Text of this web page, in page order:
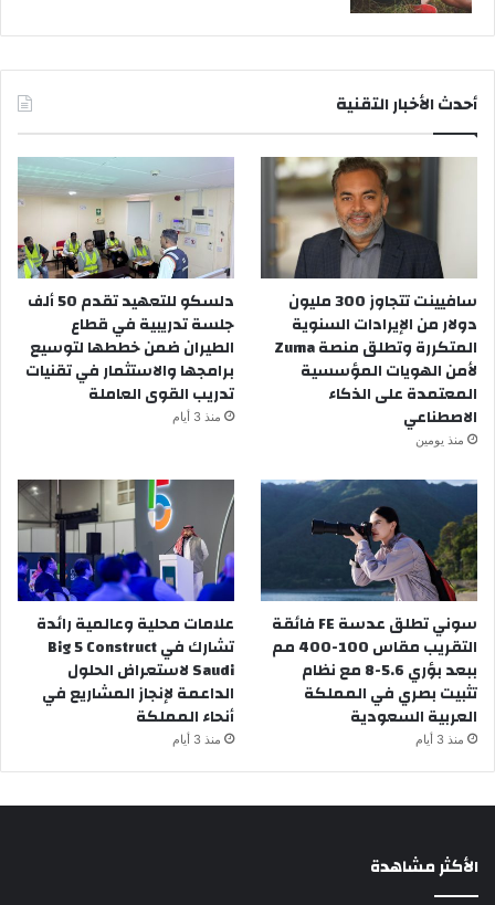
أحدث الأخبار التقنية
سافيينت تتجاوز 300 مليون
دولار من الإيرادات السنوية
المتكررة وتطلق منصة Zuma
لأمن الهويات المؤسسية
المعتمدة على الذكاء
الاصطناعي
منذ يومين
دلسكو للتعهيد تقدم 50 ألف
جلسة تدريبية في قطاع
الطيران ضمن خططها لتوسيع
برامجها والاستثمار في تقنيات
تدريب القوى العاملة
منذ 3 أيام
سوني تطلق عدسة FE فائقة
التقريب مقاس 100-400 مم
ببعد بؤري 5.6-8 مع نظام
تثبيت بصري في المملكة
العربية السعودية
منذ 3 أيام
علامات محلية وعالمية رائدة
تشارك في Big 5 Construct
Saudi لاستعراض الحلول
الداعمة لإنجاز المشاريع في
أنحاء المملكة
منذ 3 أيام
الأكثر مشاهدة